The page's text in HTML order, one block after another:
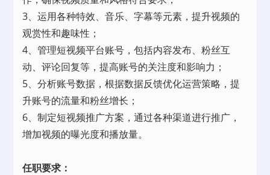
3、运用各种特效、音乐、字幕等元素，提升视频的
观赏性和趣味性；
4、管理短视频平台账号，包括内容发布、粉丝互
动、评论回复等，提高账号的关注度和影响力；
5、分析账号数据，根据数据反馈优化运营策略，提
升账号的流量和粉丝增长；
6、制定短视频推广方案，通过各种渠道进行推广，
增加视频的曝光度和播放量。
任职要求：